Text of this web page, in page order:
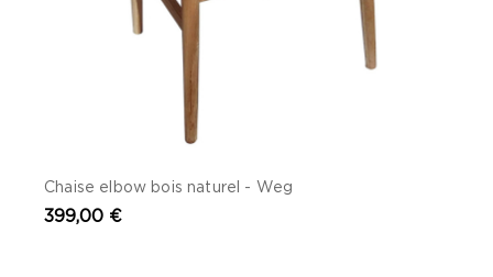
Chaise elbow bois naturel - Weg
399,00 €